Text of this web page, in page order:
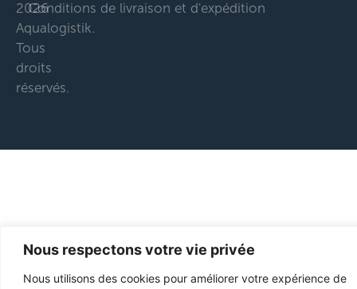
Nous respectons votre vie privée
Nous utilisons des cookies pour améliorer votre expérience de
2026
Aqualogistik.
Tous
droits
réservés.
Conditions de livraison et d'expédition